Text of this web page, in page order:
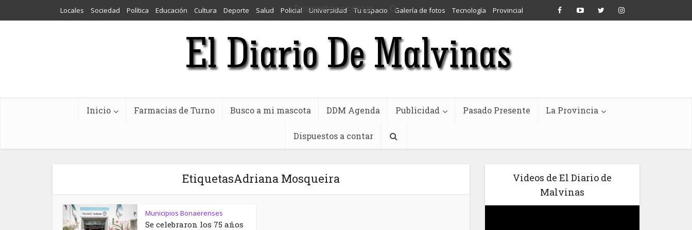
Dispuestos a contar
Locales Sociedad Política Educación Cultura Deporte Salud Policial Universidad Tu espacio Galería de fotos Tecnología Provincial
Inicio Farmacias de Turno Busco a mi mascota DDM Agenda Publicidad Pasado Presente La Provincia
Dispuestos a contar
EtiquetasAdriana Mosqueira
Municipios Bonaerenses
Se celebraron los 75 años
Videos de El Diario de
Malvinas